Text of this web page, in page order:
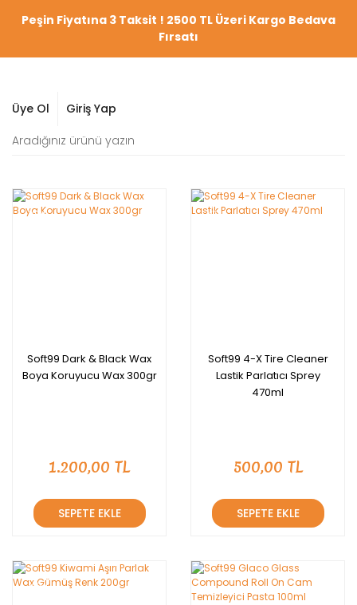
Peşin Fiyatına 3 Taksit ! 2500 TL Üzeri Kargo Bedava
Fırsatı
Üye Ol Giriş Yap
YENİ
Soft99 Dark & Black Wax
Boya Koruyucu Wax 300gr
1.200,00 TL
SEPETE EKLE
YENİ
Soft99 4-X Tire Cleaner
Lastik Parlatıcı Sprey
470ml
500,00 TL
SEPETE EKLE
YENİ